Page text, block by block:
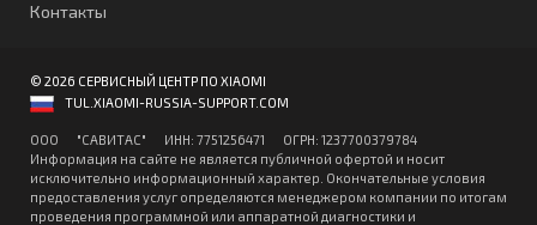
Контакты
© 2026 СЕРВИСНЫЙ ЦЕНТР ПО XIAOMI
TUL.XIAOMI-RUSSIA-SUPPORT.COM
ООО "CАВИТAC" ИНН: 7751256471 ОГPН: 1237700379784
Информация на сайте не является публичной офертой и носит
исключительно информационный характер. Окончательные условия
предоставления услуг определяются менеджером компании по итогам
проведения программной или аппаратной диагностики и